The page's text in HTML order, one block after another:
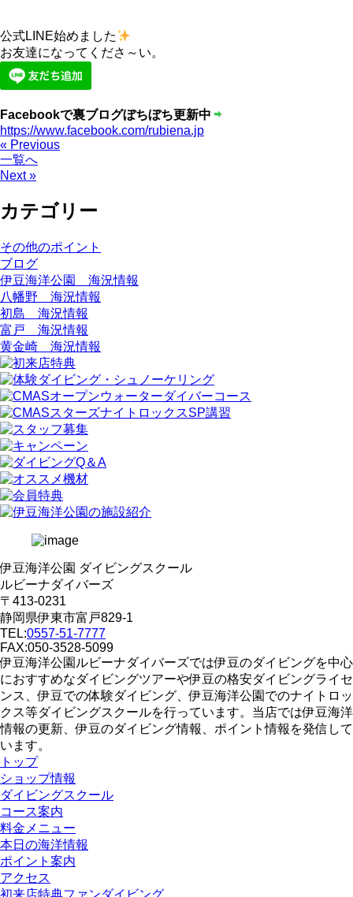
公式LINE始めました
お友達になってくださ～い。
Facebookで裏ブログぼちぼち更新中
https://www.facebook.com/rubiena.jp
« Previous
一覧へ
Next »
カテゴリー
その他のポイント
ブログ
伊豆海洋公園 海況情報
八幡野 海況情報
初島 海況情報
富戸 海況情報
黄金崎 海況情報
伊豆海洋公園 ダイビングスクール
ルビーナダイバーズ
〒413-0231
静岡県伊東市富戸829-1
TEL:0557-51-7777
FAX:050-3528-5099
伊豆海洋公園ルビーナダイバーズでは伊豆のダイビングを中心
におすすめなダイビングツアーや伊豆の格安ダイビングライセ
ンス、伊豆での体験ダイビング、伊豆海洋公園でのナイトロッ
クス等ダイビングスクールを行っています。当店では伊豆海洋
情報の更新、伊豆のダイビング情報、ポイント情報を発信して
います。
トップ
ショップ情報
ダイビングスクール
コース案内
料金メニュー
本日の海洋情報
ポイント案内
アクセス